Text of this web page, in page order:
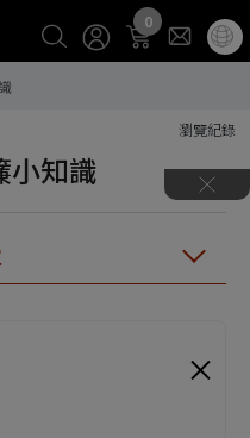
0
小知識
瀏覽紀錄